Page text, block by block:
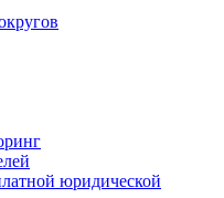
юридической